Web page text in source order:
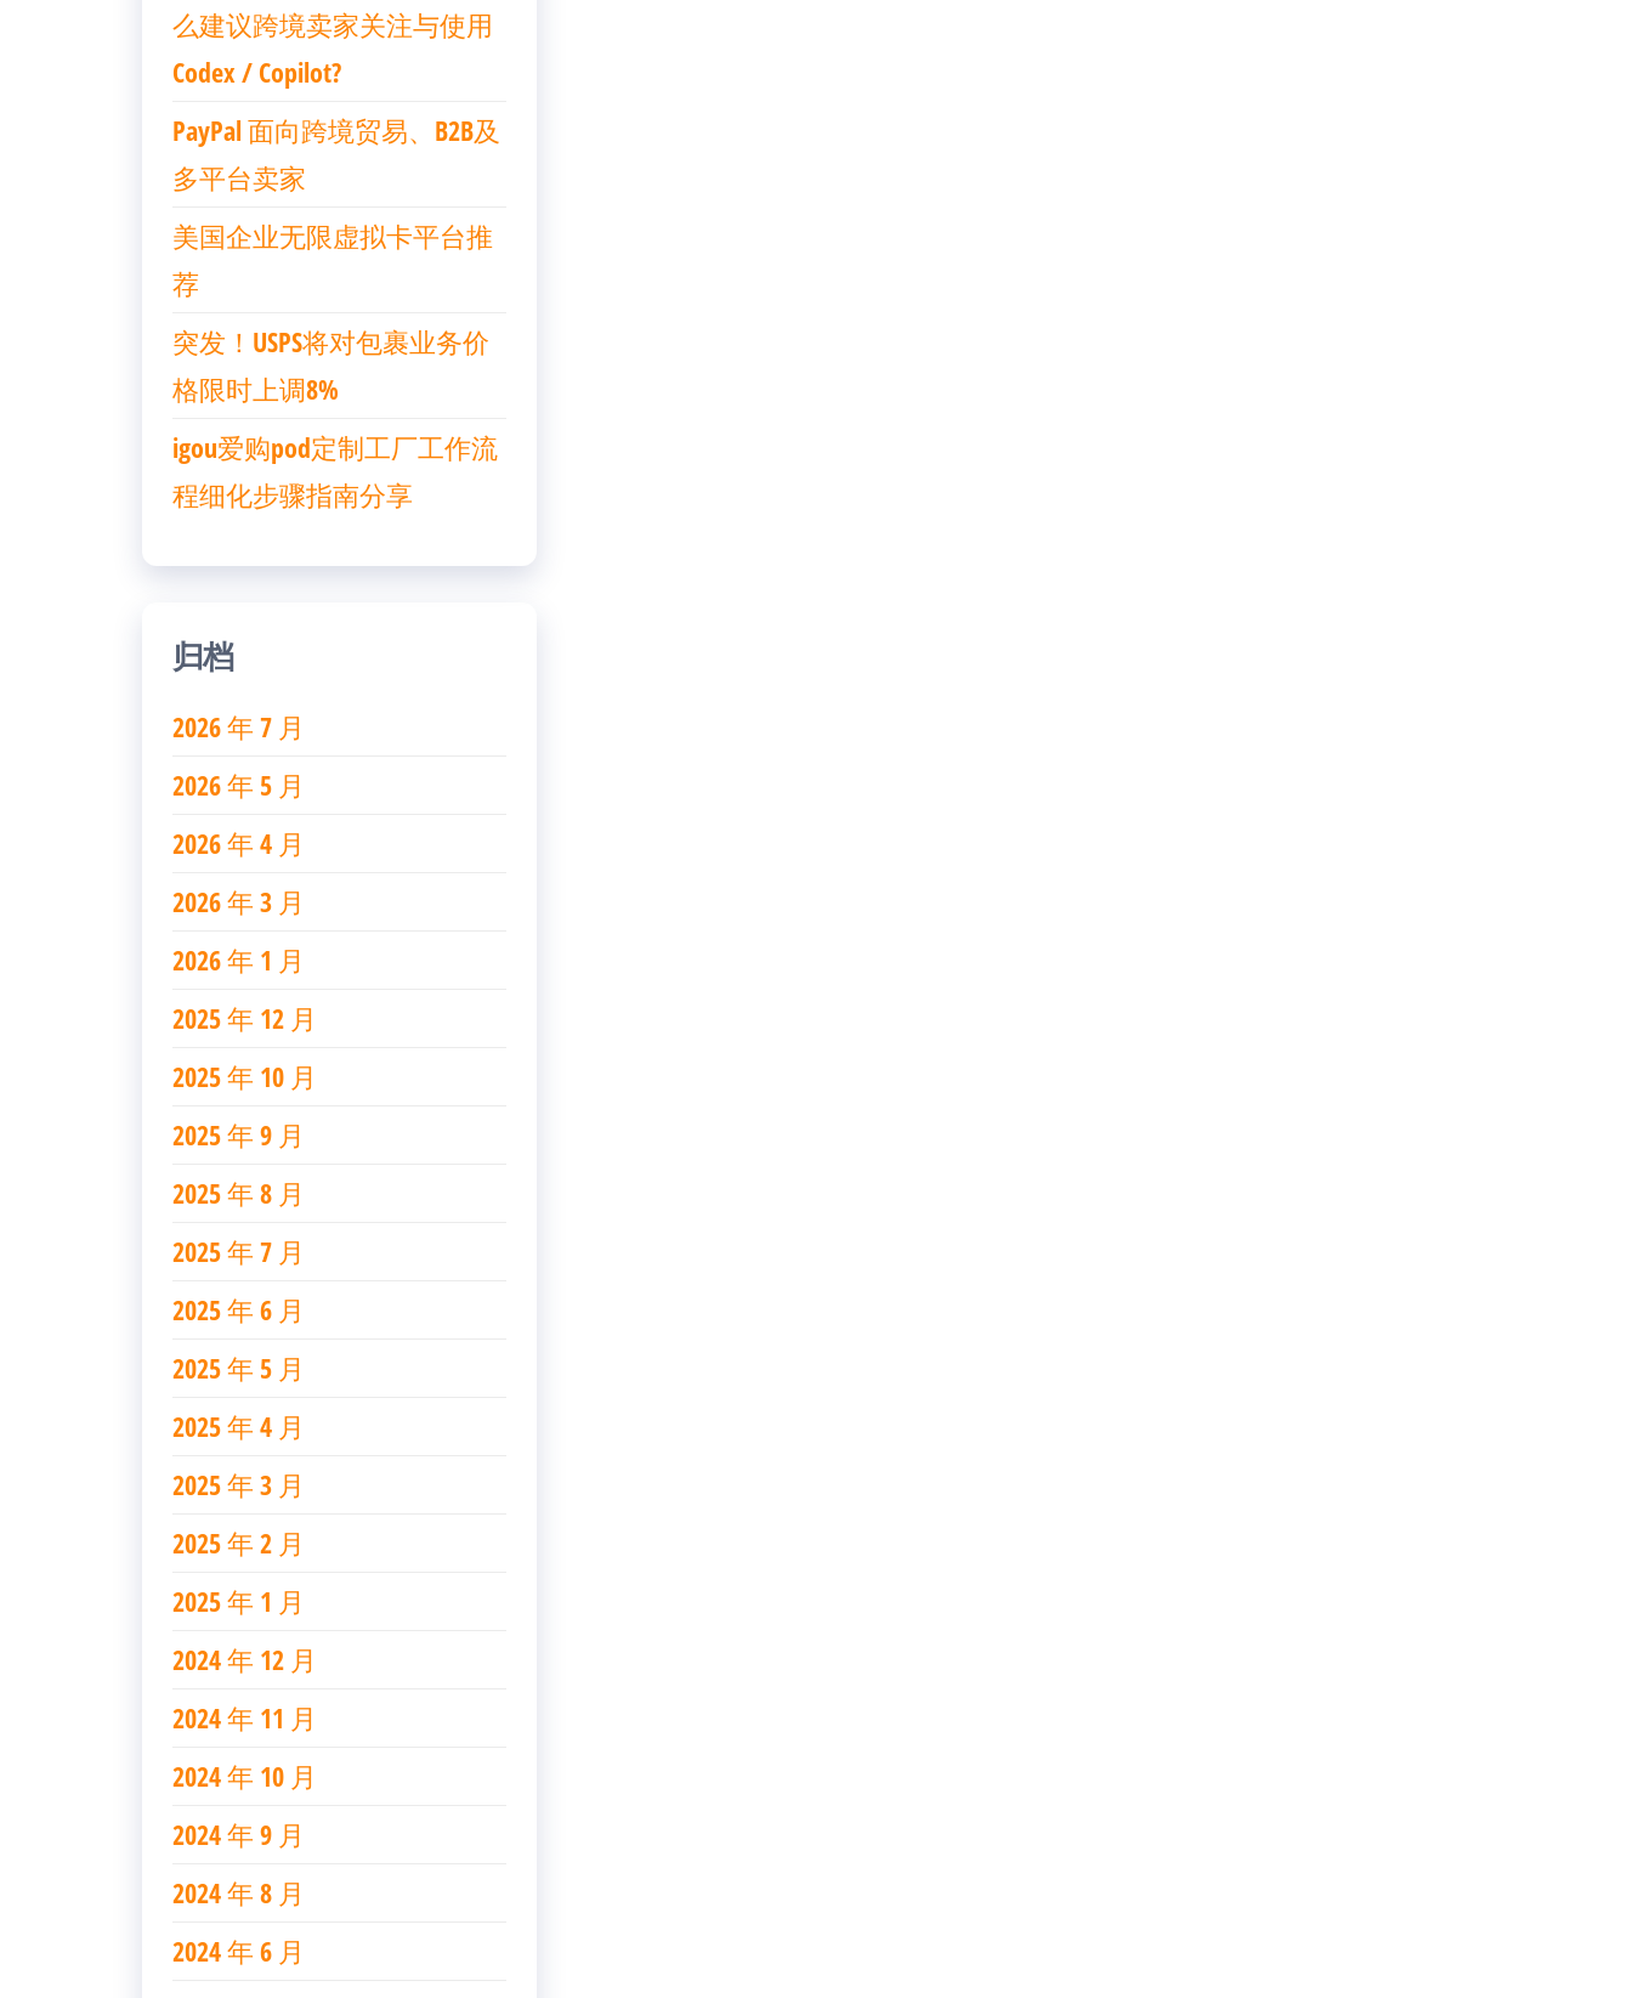
么建议跨境卖家关注与使用
Codex / Copilot?
PayPal 面向跨境贸易、B2B及
多平台卖家
美国企业无限虚拟卡平台推
荐
突发！USPS将对包裹业务价
格限时上调8%
igou爱购pod定制工厂工作流
程细化步骤指南分享
归档
2026 年 7 月
2026 年 5 月
2026 年 4 月
2026 年 3 月
2026 年 1 月
2025 年 12 月
2025 年 10 月
2025 年 9 月
2025 年 8 月
2025 年 7 月
2025 年 6 月
2025 年 5 月
2025 年 4 月
2025 年 3 月
2025 年 2 月
2025 年 1 月
2024 年 12 月
2024 年 11 月
2024 年 10 月
2024 年 9 月
2024 年 8 月
2024 年 6 月